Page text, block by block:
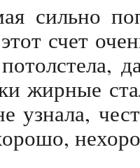
сильно
счет
жирные
узнала,